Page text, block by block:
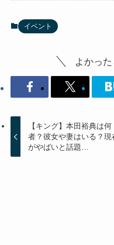
イベント
よかっ
【キング】本田裕典は何
者？彼女や妻はいる？現
がやばいと話題…